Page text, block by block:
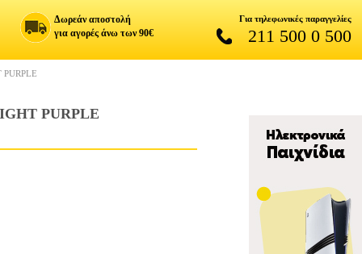
Δωρεάν αποστολή
για αγορές άνω των 90€
Για τηλεφωνικές παραγγελίες
211 500 0 500
PURPLE